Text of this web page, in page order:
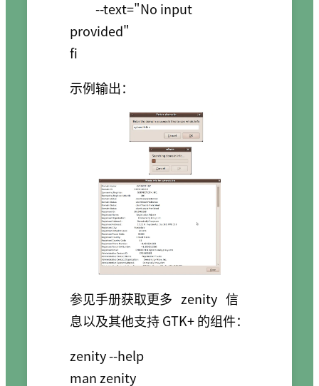
provided"
示例输出：
参见手册获取更多 zenity 信
息以及其他支持 GTK+ 的组件：
zenity --help